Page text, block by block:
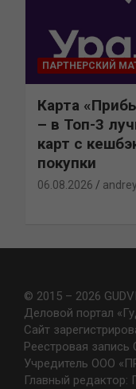
ПАРТНЕРСКИЙ
Карта
– в Топ-3
карт с
покупки
06.08.2026 andrey
© 2015 – 2026
Деловой портал
Сайт
Реестровая
Учредитель ООО
Главный